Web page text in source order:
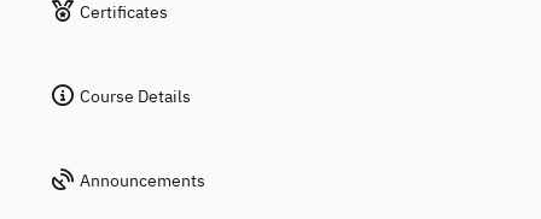
Certificates
Course Details
Announcements